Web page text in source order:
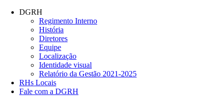
Conteúdo principal
DGRH
Regimento Interno
História
Diretores
Equipe
Localização
Identidade visual
Relatório da Gestão 2021-2025
RHs Locais
Fale com a DGRH